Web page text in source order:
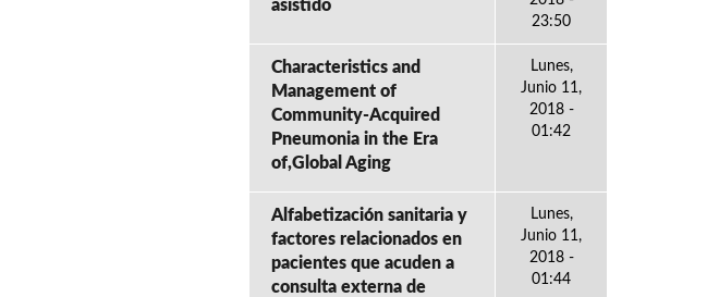
asistido
23:50
Characteristics and
Management of
Community-Acquired
Pneumonia in the Era
of,Global Aging
Lunes,
Junio 11,
2018 -
01:42
Alfabetización sanitaria y
factores relacionados en
pacientes que acuden a
consulta externa de
Lunes,
Junio 11,
2018 -
01:44